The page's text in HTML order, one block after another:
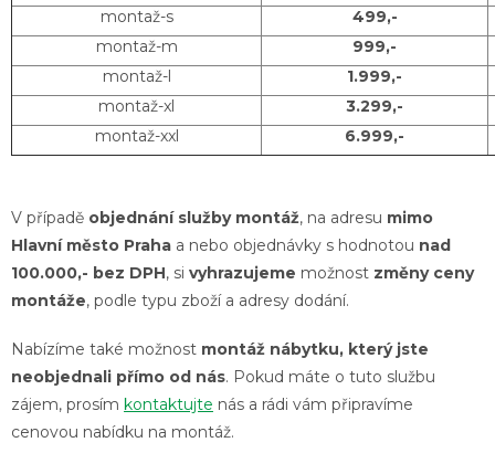
montaž-s
499,-
montaž-m
999,-
montaž-l
1.999,-
montaž-xl
3.299,-
montaž-xxl
6.999,-
V případě objednání služby montáž, na adresu mimo
Hlavní město Praha a nebo objednávky s hodnotou nad
100.000,- bez DPH, si vyhrazujeme možnost změny ceny
montáže, podle typu zboží a adresy dodání.
Nabízíme také možnost montáž nábytku, který jste
neobjednali přímo od nás. Pokud máte o tuto službu
zájem, prosím kontaktujte nás a rádi vám připravíme
cenovou nabídku na montáž.